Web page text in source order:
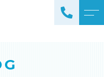
よくある質問